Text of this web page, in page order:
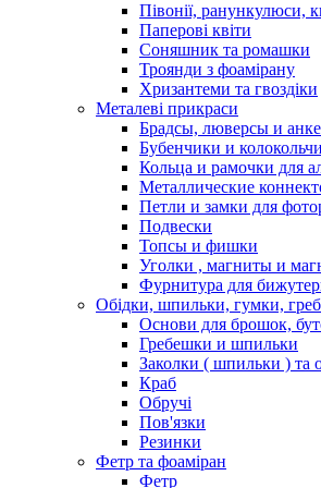
Півонії, ранункулюси,
Паперові квіти
Соняшник та ромашки
Троянди з фоамірану
Хризантеми та гвоздіки
Металеві прикраси
Брадсы, люверсы и
Бубенчики и
Кольца и рамочки для
Металлические
Петли и замки для
Подвески
Топсы и фишки
Уголки , магниты и
Фурнитура для
Обідки, шпильки, гумки,
Основи для брошок,
Гребешки и шпильки
Заколки ( шпильки ) та
Краб
Обручі
Пов'язки
Резинки
Фетр та фоаміран
Фетр